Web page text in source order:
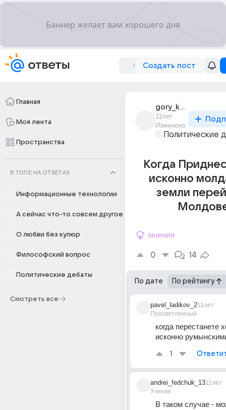
Создать пост
Главная
Моя лента
Пространства
В ТОПЕ НА ОТВЕТАХ
Информационные технологии
А сейчас что-то совсем другое
О любви без купюр
Философский вопрос
Политические дебаты
Смотреть все
gory_kavkaza_1
11лет
Изменено
Политические
Когда
исконно
земли
мнения
0 14
По дате По рейтингу
pavel_ladikov_2
Просветленный
11лет
когда перестанете
исконно
1
andrei_fedchuk_13
Ученик
11лет
В таком случае -